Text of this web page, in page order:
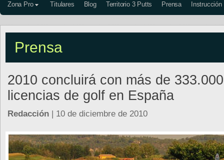
Zona Pro Titulares Blog Territorio 3 Putts Prensa Instrucción
Prensa
2010 concluirá con más de 333.000
licencias de golf en España
Redacción | 10 de diciembre de 2010